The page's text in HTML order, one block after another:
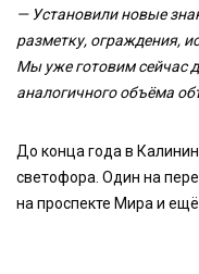
— Установили новые
разметку, ограждения,
Мы уже готовим сейчас
аналогичного объёма
До конца года в
светофора. Один на
на проспекте Мира и